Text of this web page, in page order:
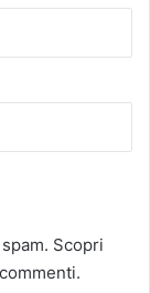
Scopri
.